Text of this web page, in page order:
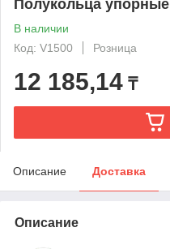
Полукольца
В наличии
Код: V1500
Розница
12 185,14 ₸
Описание Доставка
Описание